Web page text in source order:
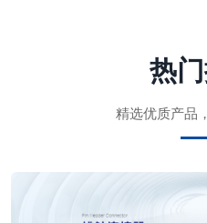
热
精选优质产品